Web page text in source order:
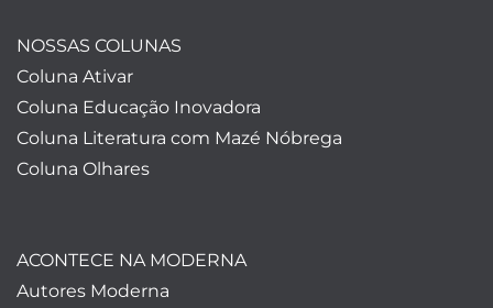
NOSSAS COLUNAS
Coluna Ativar
Coluna Educação Inovadora
Coluna Literatura com Mazé Nóbrega
Coluna Olhares
ACONTECE NA MODERNA
Autores Moderna